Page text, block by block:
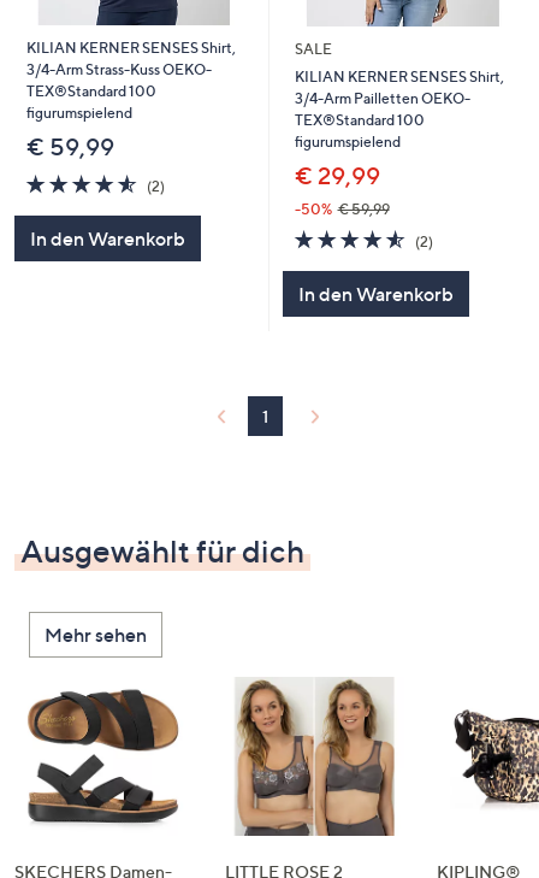
KILIAN KERNER SENSES Shirt,
3/4-Arm Strass-Kuss OEKO-
TEX®Standard 100
figurumspielend
€ 59,99
4.5
von
(2)2
In den Warenkorb
SALE
KILIAN KERNER SENSES Shirt,
3/4-Arm Pailletten OEKO-
TEX®Standard 100
figurumspielend
€ 29,99
-50% € 59,99
4.5
von
(2)2
In den Warenkorb
1
Ausgewählt für dich
Mehr sehen
SKECHERS Damen- LITTLE ROSE 2 KIPLING®